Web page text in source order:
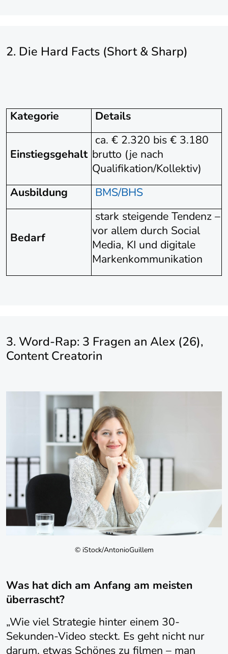
2. Die Hard Facts (Short & Sharp)
Kategorie Details
Einstiegsgehalt
ca. € 2.320 bis € 3.180
brutto (je nach
Qualifikation/Kollektiv)
Ausbildung
BMS/BHS
Bedarf
stark steigende Tendenz –
vor allem durch Social
Media, KI und digitale
Markenkommunikation
3. Word-Rap: 3 Fragen an Alex (26),
Content Creatorin
© iStock/AntonioGuillem
Was hat dich am Anfang am meisten
überrascht?
„Wie viel Strategie hinter einem 30-
Sekunden-Video steckt. Es geht nicht nur
darum, etwas Schönes zu filmen – man